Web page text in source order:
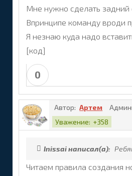
Мне нужно сделать задний
Впринципе команду вроди
Я незнаю куда надо
[код]
0
Автор: Артем
Уважение: +358
Inissai написал(а):
Читаем правила создания